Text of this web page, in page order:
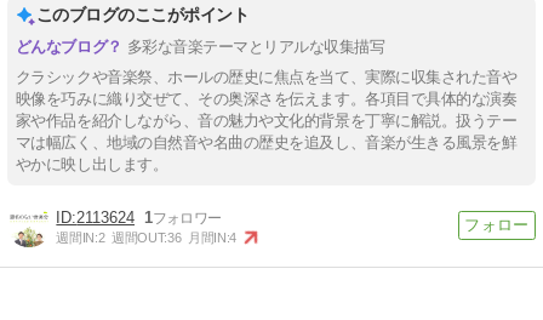
このブログのここがポイント
多彩な音楽テーマとリアルな収集描写
クラシックや音楽祭、ホールの歴史に焦点を当て、実際に収集された音や
映像を巧みに織り交ぜて、その奥深さを伝えます。各項目で具体的な演奏
家や作品を紹介しながら、音の魅力や文化的背景を丁寧に解説。扱うテー
マは幅広く、地域の自然音や名曲の歴史を追及し、音楽が生きる風景を鮮
やかに映し出します。
2113624 1
週間IN:2 週間OUT:36 月間IN:4